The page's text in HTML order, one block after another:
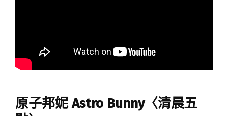
原子邦妮 Astro Bunny〈清晨五